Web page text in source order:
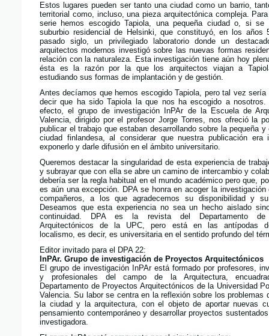
Estos lugares pueden ser tanto una ciudad como un barrio,
territorial como, incluso, una pieza arquitectónica compleja.
serie hemos escogido Tapiola, una pequeña ciudad o, si se
suburbio residencial de Helsinki, que constituyó, en los años
pasado siglo, un privilegiado laboratorio donde un
arquitectos modernos investigó sobre las nuevas formas
relación con la naturaleza. Esta investigación tiene aún hoy
ésta es la razón por la que los arquitectos viajan a
estudiando sus formas de implantación y de gestión.
Antes decíamos que hemos escogido Tapiola, pero tal vez sería
decir que ha sido Tapiola la que nos ha escogido a
efecto, el grupo de investigación InPAr de la Escuela de
Valencia, dirigido por el profesor Jorge Torres, nos ofreció la
publicar el trabajo que estaban desarrollando sobre la pequeña y
ciudad finlandesa, al considerar que nuestra publicación era
exponerlo y darle difusión en el ámbito universitario.
Queremos destacar la singularidad de esta experiencia de
y subrayar que con ella se abre un camino de intercambio y
debería ser la regla habitual en el mundo académico pero que,
es aún una excepción. DPA se honra en acoger la investigación
compañeros, a los que agradecemos su disponibilidad y
Deseamos que esta experiencia no sea un hecho aislado
continuidad. DPA es la revista del Departamento de
Arquitectónicos de la UPC, pero está en las antípodas
localismo, es decir, es universitaria en el sentido profundo del
Editor invitado para el DPA 22:
InPAr. Grupo de investigación de Proyectos Arquitectónicos
El grupo de investigación InPAr está formado por profesores,
y profesionales del campo de la Arquitectura,
Departamento de Proyectos Arquitectónicos de la Universidad
Valencia. Su labor se centra en la reflexión sobre los problemas
la ciudad y la arquitectura, con el objeto de aportar nuevas
pensamiento contemporáneo y desarrollar proyectos
investigadora.